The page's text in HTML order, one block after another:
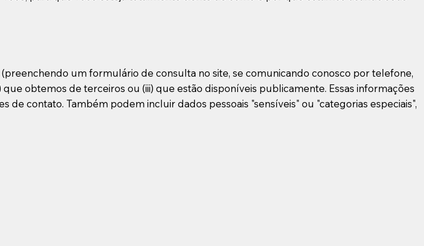
um formulário de consulta no site, se comunicando conosco por telefone,
obtemos de terceiros ou (iii) que estão disponíveis publicamente. Essas informações
contato. Também podem incluir dados pessoais "sensíveis" ou "categorias especiais",